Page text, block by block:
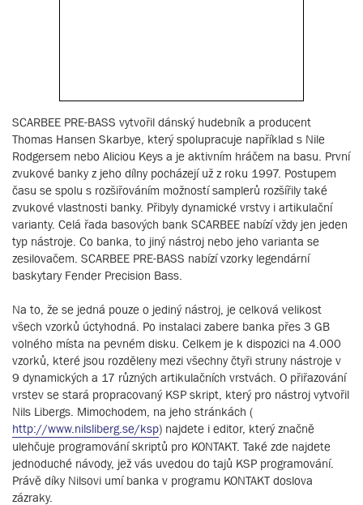
SCARBEE PRE-BASS vytvořil dánský hudebník a producent
Thomas Hansen Skarbye, který spolupracuje například s Nile
Rodgersem nebo Aliciou Keys a je aktivním hráčem na basu. První
zvukové banky z jeho dílny pocházejí už z roku 1997. Postupem
času se spolu s rozšiřováním možností samplerů rozšířily také
zvukové vlastnosti banky. Přibyly dynamické vrstvy i artikulační
varianty. Celá řada basových bank SCARBEE nabízí vždy jen jeden
typ nástroje. Co banka, to jiný nástroj nebo jeho varianta se
zesilovačem. SCARBEE PRE-BASS nabízí vzorky legendární
baskytary Fender Precision Bass.
Na to, že se jedná pouze o jediný nástroj, je celková velikost
všech vzorků úctyhodná. Po instalaci zabere banka přes 3 GB
volného místa na pevném disku. Celkem je k dispozici na 4.000
vzorků, které jsou rozděleny mezi všechny čtyři struny nástroje v
9 dynamických a 17 různých artikulačních vrstvách. O přiřazování
vrstev se stará propracovaný KSP skript, který pro nástroj vytvořil
Nils Libergs. Mimochodem, na jeho stránkách (
http://www.nilsliberg.se/ksp) najdete i editor, který značně
ulehčuje programování skriptů pro KONTAKT. Také zde najdete
jednoduché návody, jež vás uvedou do tajů KSP programování.
Právě díky Nilsovi umí banka v programu KONTAKT doslova
zázraky.